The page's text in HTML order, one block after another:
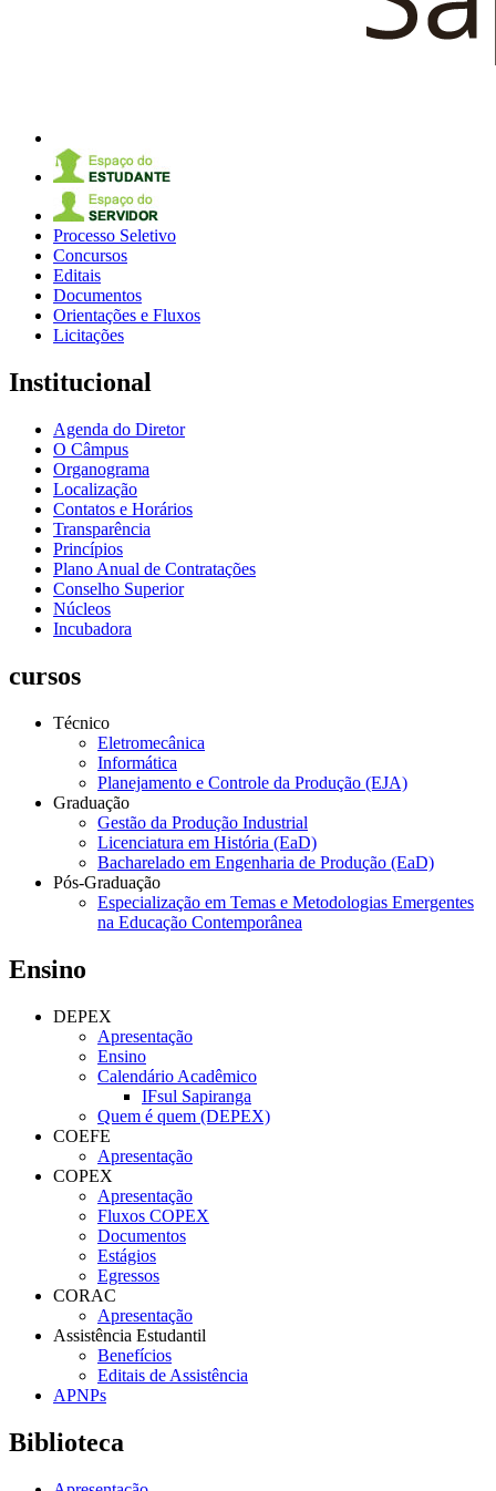
Processo Seletivo
Concursos
Editais
Documentos
Orientações e Fluxos
Licitações
Institucional
Agenda do Diretor
O Câmpus
Organograma
Localização
Contatos e Horários
Transparência
Princípios
Plano Anual de Contratações
Conselho Superior
Núcleos
Incubadora
cursos
Técnico
Eletromecânica
Informática
Planejamento e Controle da Produção (EJA)
Graduação
Gestão da Produção Industrial
Licenciatura em História (EaD)
Bacharelado em Engenharia de Produção (EaD)
Pós-Graduação
Especialização em Temas e Metodologias Emergentes
na Educação Contemporânea
Ensino
DEPEX
Apresentação
Ensino
Calendário Acadêmico
IFsul Sapiranga
Quem é quem (DEPEX)
COEFE
Apresentação
COPEX
Apresentação
Fluxos COPEX
Documentos
Estágios
Egressos
CORAC
Apresentação
Assistência Estudantil
Benefícios
Editais de Assistência
APNPs
Biblioteca